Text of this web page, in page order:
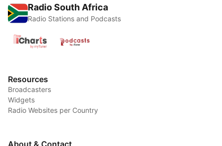
Radio South Africa
Radio Stations and Podcasts
Resources
Broadcasters
Widgets
Radio Websites per Country